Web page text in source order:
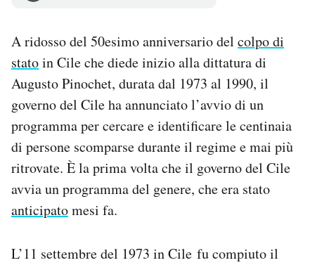
AREA PERSONALE
Area Personale
Newsletter
Notifiche mobile
Hai bisogno di aiuto?
Esci
A ridosso del 50esimo anniversario del colpo di
statoin Cile che diede inizio alla dittatura di
Augusto Pinochet, durata dal 1973 al 1990, il
governo del Cile ha annunciato l’avvio di un
programma per cercare e identificare le centinaia
di persone scomparse durante il regime e mai più
ritrovate. È la prima volta che il governo del Cile
avvia un programma del genere, che era stato
anticipatomesi fa.
L’11 settembre del 1973 in Cile fu compiuto il